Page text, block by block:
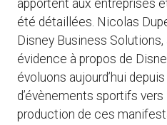
apportent aux entreprises
été détaillées. Nicolas
Disney Business
évidence à propos de
évoluons aujourd’hui
d’évènements sportifs
production de ces